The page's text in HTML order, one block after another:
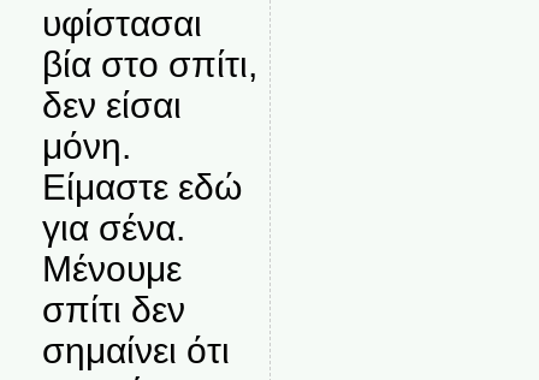
υφίστασαι
βία στο σπίτι,
δεν είσαι
μόνη.
Είμαστε εδώ
για σένα.
Μένουμε
σπίτι δεν
σημαίνει ότι